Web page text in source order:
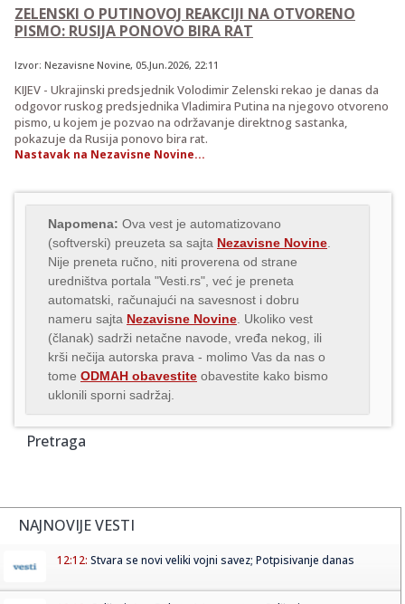
ZELENSKI O PUTINOVOJ REAKCIJI NA OTVORENO
PISMO: RUSIJA PONOVO BIRA RAT
Izvor: Nezavisne Novine, 05.Jun.2026, 22:11
KIJEV - Ukrajinski predsjednik Volodimir Zelenski rekao je danas da
odgovor ruskog predsjednika Vladimira Putina na njegovo otvoreno
pismo, u kojem je pozvao na održavanje direktnog sastanka,
pokazuje da Rusija ponovo bira rat.
Nastavak na Nezavisne Novine...
Napomena: Ova vest je automatizovano
(softverski) preuzeta sa sajta Nezavisne Novine
Nije preneta ručno, niti proverena od strane
uredništva portala "Vesti.rs", već je preneta
automatski, računajući na savesnost i dobru
nameru sajta Nezavisne Novine . Ukoliko vest
(članak) sadrži netačne navode, vređa nekog, ili
krši nečija autorska prava - molimo Vas da nas o
tome ODMAH obavestite obavestite kako bismo
uklonili sporni sadržaj.
Pretraga
NAJNOVIJE VESTI
12:12: Stvara se novi veliki vojni savez; Potpisivanje danas